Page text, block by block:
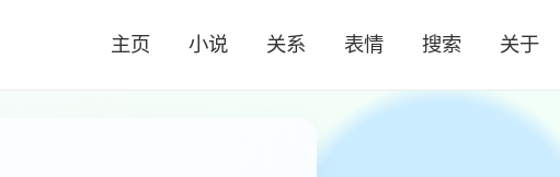
主页 小说 关系 表情 搜索 关于